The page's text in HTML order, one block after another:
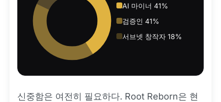
AI 마이너 41%
검증인 41%
서브넷 창작자 18%
신중함은 여전히 필요하다. Root Reborn은 현